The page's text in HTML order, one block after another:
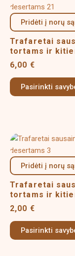
Pridėti į norų
Trafaretai
tortams ir
6,00 €
Pasirinkti
Pridėti į norų
Trafaretai
tortams ir
2,00 €
Pasirinkti